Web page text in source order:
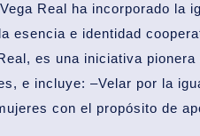
Real ha incorporado la
esencia e identidad
es una iniciativa
e incluye: –Velar por la
con el propósito de